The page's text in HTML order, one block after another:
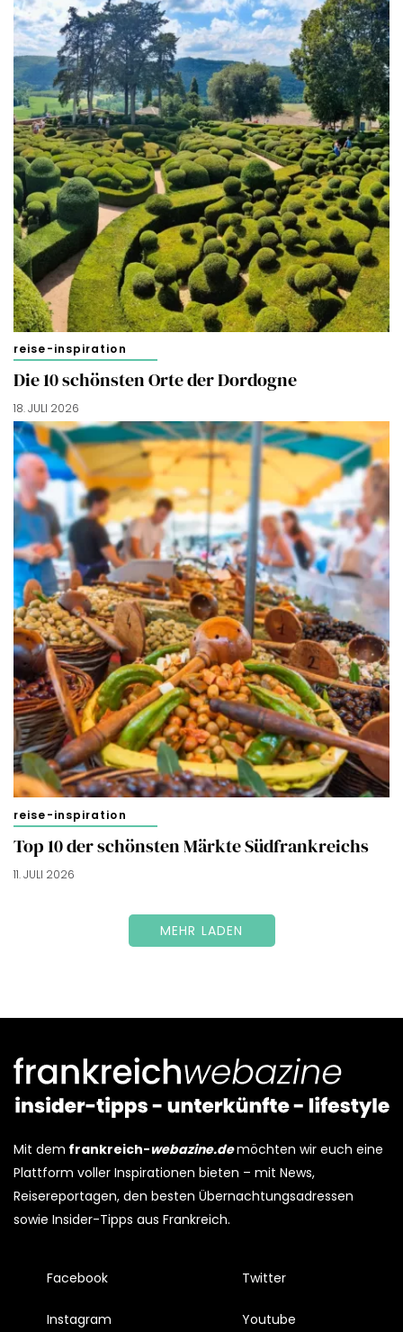
reise-inspiration
Die 10 schönsten Orte der Dordogne
18. JULI 2026
reise-inspiration
Top 10 der schönsten Märkte Südfrankreichs
11. JULI 2026
MEHR LADEN
Mit dem frankreich-webazine.demöchten wir euch eine
Plattform voller Inspirationen bieten – mit News,
Reisereportagen, den besten Übernachtungsadressen
sowie Insider-Tipps aus Frankreich.
Facebook
Instagram
Twitter
Youtube